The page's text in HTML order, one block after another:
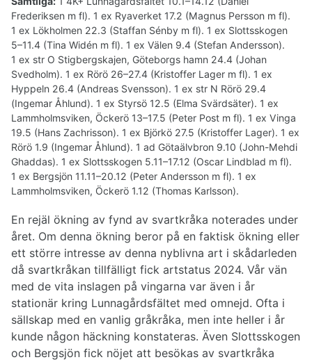
Frederiksen m fl). 1 ex Ryaverket 17.2 (Magnus Persson m fl).
1 ex Lökholmen 22.3 (Staffan Sénby m fl). 1 ex Slottsskogen
5–11.4 (Tina Widén m fl). 1 ex Välen 9.4 (Stefan Andersson).
1 ex str O Stigbergskajen, Göteborgs hamn 24.4 (Johan
Svedholm). 1 ex Rörö 26–27.4 (Kristoffer Lager m fl). 1 ex
Hyppeln 26.4 (Andreas Svensson). 1 ex str N Rörö 29.4
(Ingemar Åhlund). 1 ex Styrsö 12.5 (Elma Svärdsäter). 1 ex
Lammholmsviken, Öckerö 13–17.5 (Peter Post m fl). 1 ex Vinga
19.5 (Hans Zachrisson). 1 ex Björkö 27.5 (Kristoffer Lager). 1 ex
Rörö 1.9 (Ingemar Åhlund). 1 ad Götaälvbron 9.10 (John-Mehdi
Ghaddas). 1 ex Slottsskogen 5.11–17.12 (Oscar Lindblad m fl).
1 ex Bergsjön 11.11–20.12 (Peter Andersson m fl). 1 ex
Lammholmsviken, Öckerö 1.12 (Thomas Karlsson).
En rejäl ökning av fynd av svartkråka noterades under
året. Om denna ökning beror på en faktisk ökning eller
ett större intresse av denna nyblivna art i skådarleden
då svartkråkan tillfälligt fick artstatus 2024. Vår vän
med de vita inslagen på vingarna var även i år
stationär kring Lunnagårdsfältet med omnejd. Ofta i
sällskap med en vanlig gråkråka, men inte heller i år
kunde någon häckning konstateras. Även Slottsskogen
och Bergsjön fick nöjet att besökas av svartkråka